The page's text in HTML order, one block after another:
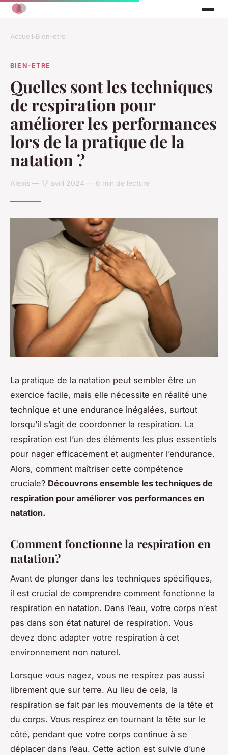
Accueil›Bien-etre
BIEN-ETRE
Quelles sont les techniques
de respiration pour
améliorer les performances
lors de la pratique de la
natation ?
Alexis — 17 avril 2024 — 6 min de lecture
La pratique de la natation peut sembler être un
exercice facile, mais elle nécessite en réalité une
technique et une endurance inégalées, surtout
lorsqu’il s’agit de coordonner la respiration. La
respiration est l’un des éléments les plus essentiels
pour nager efficacement et augmenter l’endurance.
Alors, comment maîtriser cette compétence
cruciale? Découvrons ensemble les techniques de
respiration pour améliorer vos performances en
natation.
Comment fonctionne la respiration en
natation?
Avant de plonger dans les techniques spécifiques,
il est crucial de comprendre comment fonctionne la
respiration en natation. Dans l’eau, votre corps n’est
pas dans son état naturel de respiration. Vous
devez donc adapter votre respiration à cet
environnement non naturel.
Lorsque vous nagez, vous ne respirez pas aussi
librement que sur terre. Au lieu de cela, la
respiration se fait par les mouvements de la tête et
du corps. Vous respirez en tournant la tête sur le
côté, pendant que votre corps continue à se
déplacer dans l’eau. Cette action est suivie d’une